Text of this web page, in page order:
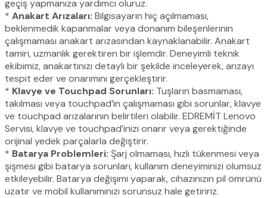
geçiş yapmanıza yardımcı oluruz.
* Anakart Arızaları: Bilgisayarın hiç açılmaması,
beklenmedik kapanmalar veya donanım bileşenlerinin
çalışmaması anakart arızasından kaynaklanabilir. Anakart
tamiri, uzmanlık gerektiren bir işlemdir. Deneyimli teknik
ekibimiz, anakartınızı detaylı bir şekilde inceleyerek, arızayı
tespit eder ve onarımını gerçekleştirir.
* Klavye ve Touchpad Sorunları: Tuşların basmaması,
takılması veya touchpad’in çalışmaması gibi sorunlar, klavye
ve touchpad arızalarının belirtileri olabilir. EDREMİT Lenovo
Servisi, klavye ve touchpad’inizi onarır veya gerektiğinde
orijinal yedek parçalarla değiştirir.
* Batarya Problemleri: Şarj olmaması, hızlı tükenmesi veya
şişmesi gibi batarya sorunları, kullanım deneyiminizi olumsuz
etkileyebilir. Batarya değişimi yaparak, cihazınızın pil ömrünü
uzatır ve mobil kullanımınızı sorunsuz hale getiririz.